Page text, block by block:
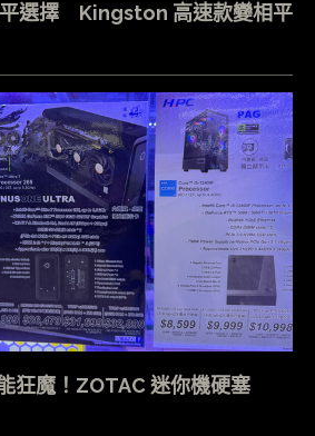
平選擇 Kingston 高速款變相平
狂魔！ZOTAC 迷你機硬塞